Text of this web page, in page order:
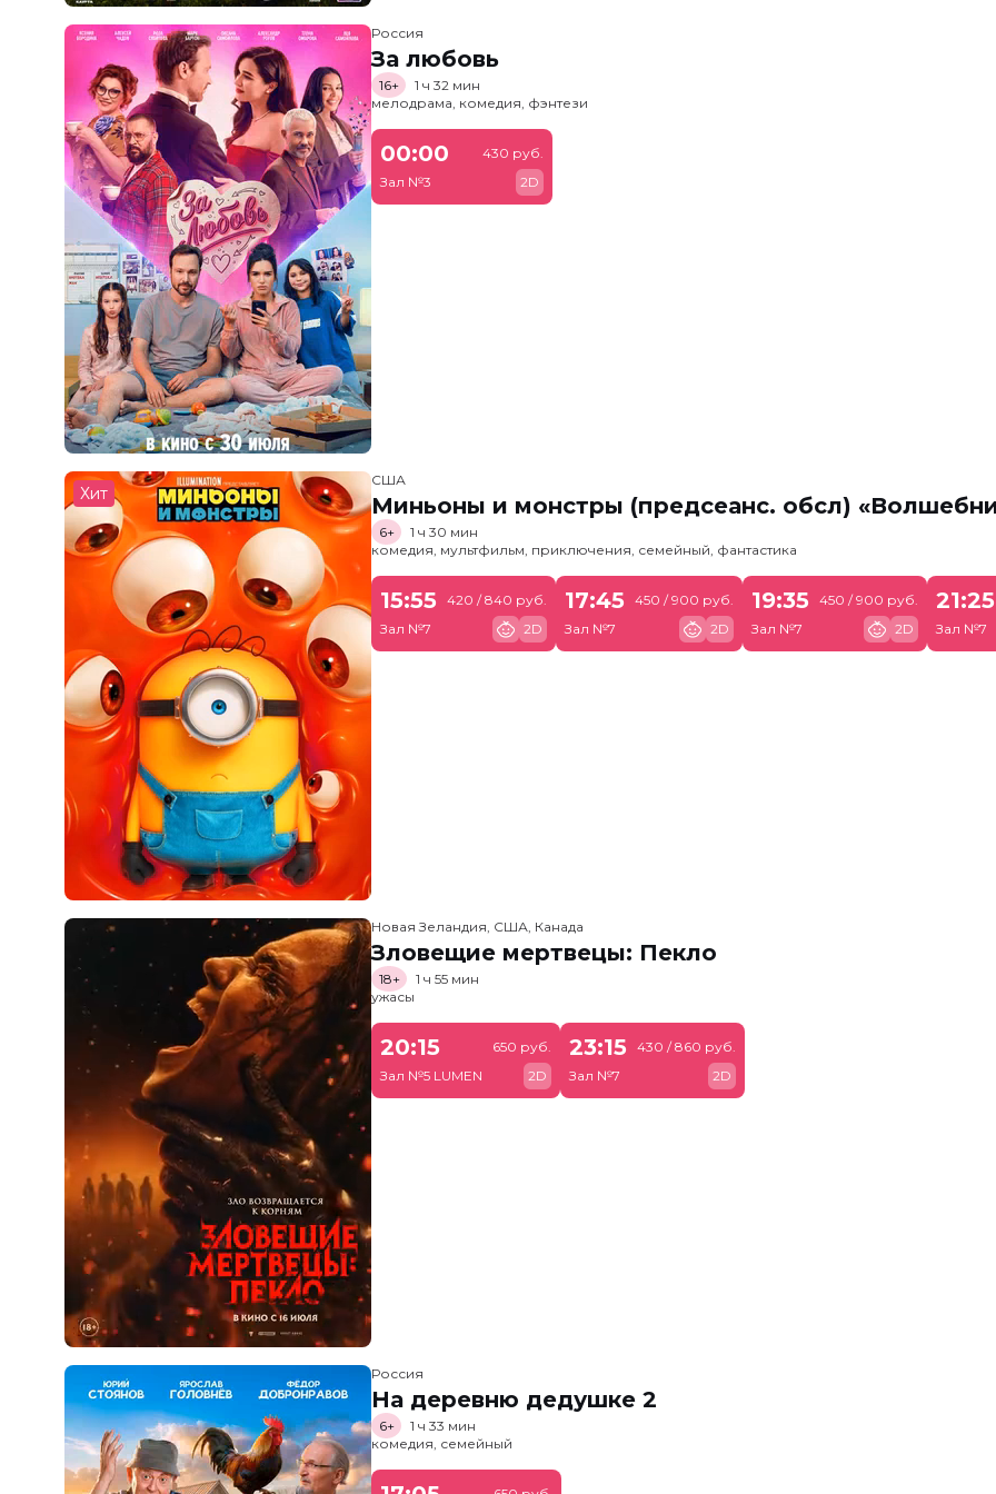
Россия
За любовь
16+
1 ч 32 мин
мелодрама, комедия, фэнтези
00:00
Зал №3
430 руб.
2D
Хит
США
Миньоны и монстры (предсеанс. обсл)
6+
1 ч 30 мин
комедия, мультфильм, приключения, семейный, фантастика
15:55
Зал №7
420 / 840 руб.
2D
17:45
Зал №7
450 / 900 руб.
2D
19:35
Зал №7
450 / 900 руб.
2D
21:25
Зал №7
Новая Зеландия, США, Канада
Зловещие мертвецы: Пекло
18+
1 ч 55 мин
ужасы
20:15
Зал №5 LUMEN
650 руб.
2D
23:15
Зал №7
430 / 860 руб.
2D
Россия
На деревню дедушке 2
6+
1 ч 33 мин
комедия, семейный